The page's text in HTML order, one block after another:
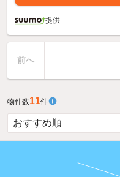
提供
前へ
物件数11件